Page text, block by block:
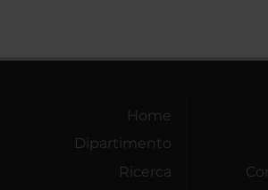
Home
Dipartimento
Ricerca